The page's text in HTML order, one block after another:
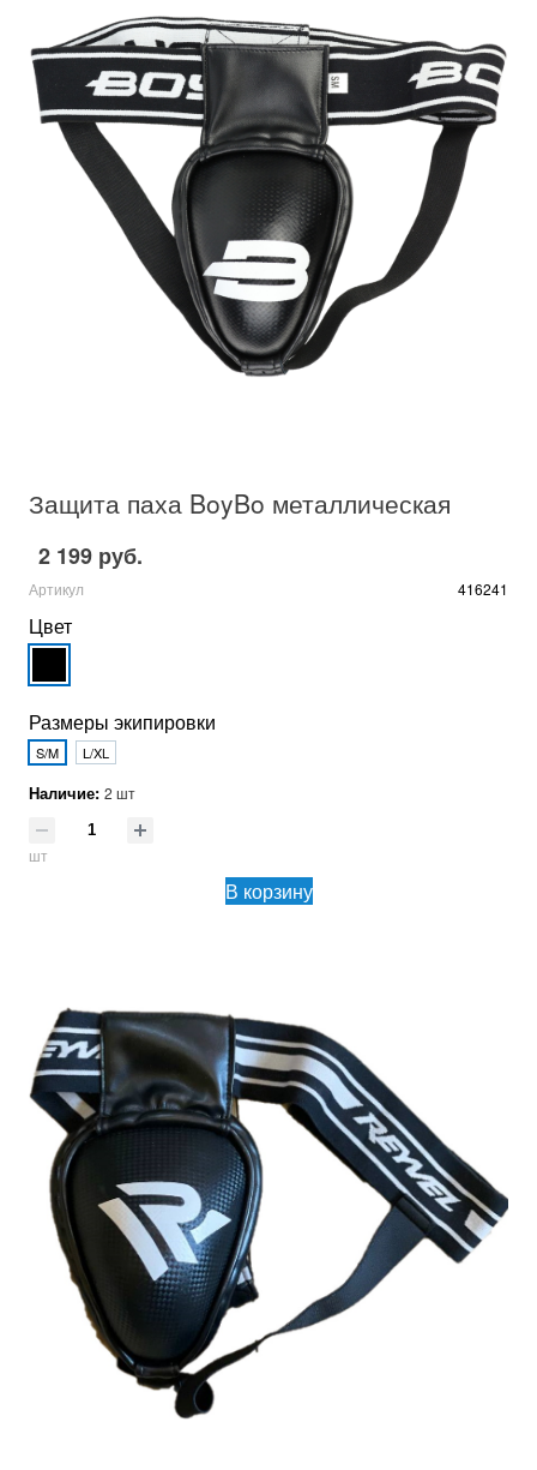
Защита паха BoyBo металлическая
2 199 руб.
Артикул 416241
Цвет
Размеры экипировки
S/M L/XL
Наличие: 2 шт
шт
В корзину